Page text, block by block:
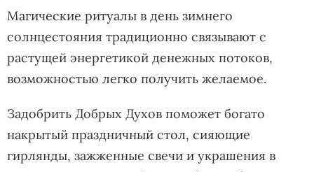
Магические ритуалы в день зимнего
солнцестояния традиционно связывают с
растущей энергетикой денежных потоков,
возможностью легко получить желаемое.
Задобрить Добрых Духов поможет богато
накрытый праздничный стол, сияющие
гирлянды, зажженные свечи и украшения в